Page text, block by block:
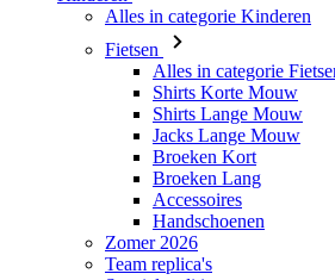
Shirts Lange Mouw
Jacks Lange Mouw
Broeken Kort
Broeken Lang
Accessoires
Handschoenen
Zomer 2026
Team replica's
Speciale edities
Opruiming
Waardebonnen
Custom Teamwear
Stories